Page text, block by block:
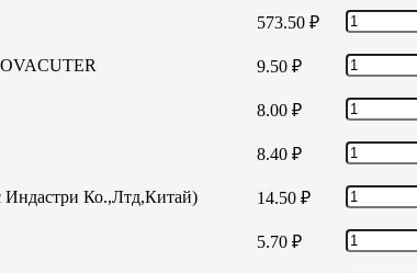
573.50 ₽
9.50 ₽
8.00 ₽
8.40 ₽
Индастри Ко.,Лтд,Китай)
14.50 ₽
5.70 ₽